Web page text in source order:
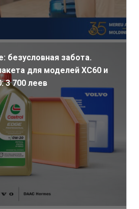
безусловная забота.
для моделей XC60 и
3 700 леев